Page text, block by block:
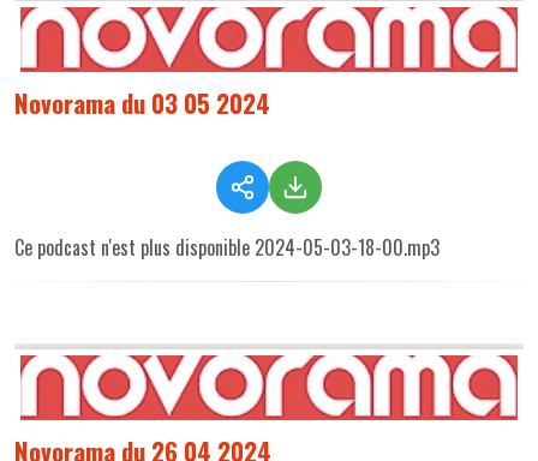
Novorama du 03 05 2024
Ce podcast n'est plus disponible 2024-05-03-18-00.mp3
Novorama du 26 04 2024